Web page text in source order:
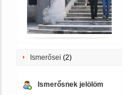
Ismerősei (2)
Ismerősnek jelölöm